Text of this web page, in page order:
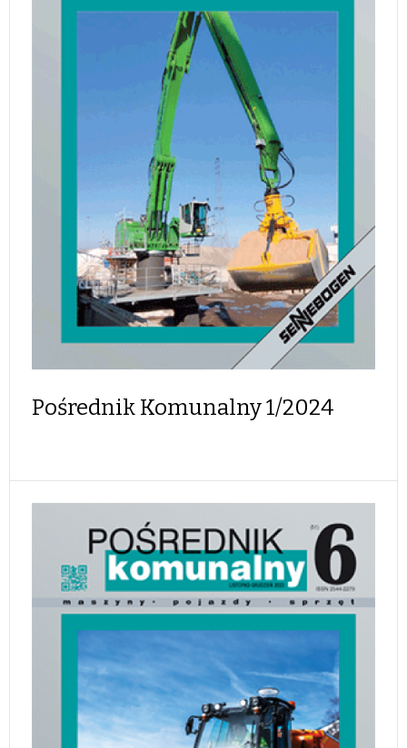
Pośrednik Komunalny 1/2024